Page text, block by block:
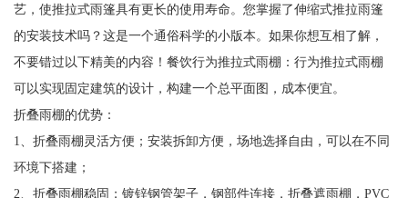
艺，使推拉式雨篷具有更长的使用寿命。您掌握了伸缩式推拉雨篷
的安装技术吗？这是一个通俗科学的小版本。如果你想互相了解，
不要错过以下精美的内容！餐饮行为推拉式雨棚：行为推拉式雨棚
可以实现固定建筑的设计，构建一个总平面图，成本便宜。
折叠雨棚的优势：
1、折叠雨棚灵活方便；安装拆卸方便，场地选择自由，可以在不同
环境下搭建；
2、折叠雨棚稳固；镀锌钢管架子，钢部件连接，折叠遮雨棚，PVC